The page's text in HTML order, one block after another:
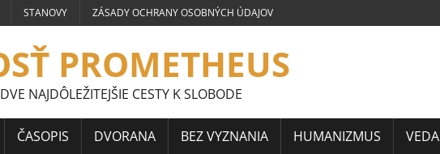
STANOVY ZÁSADY OCHRANY OSOBNÝCH ÚDAJOV
PROMETHEUS
NAJDÔLEŽITEJŠIE CESTY K SLOBODE
ČASOPIS DVORANA BEZ VYZNANIA HUMANIZMUS VEDA